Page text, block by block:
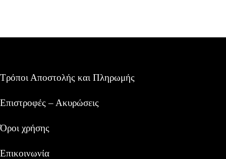
Τρόποι Αποστολής και Πληρωμής
Επιστροφές – Ακυρώσεις
Όροι χρήσης
Επικοινωνία